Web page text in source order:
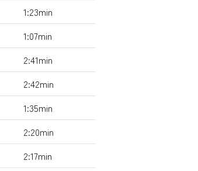
1:23min
1:07min
2:41min
2:42min
1:35min
2:20min
2:17min